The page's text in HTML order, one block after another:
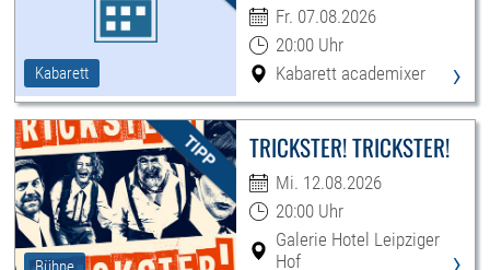
Kabarett
Fr. 07.08.2026
20:00 Uhr
Kabarett academixer
›
TRICKSTER! TRICKSTER!
Mi. 12.08.2026
20:00 Uhr
Galerie Hotel Leipziger
Hof